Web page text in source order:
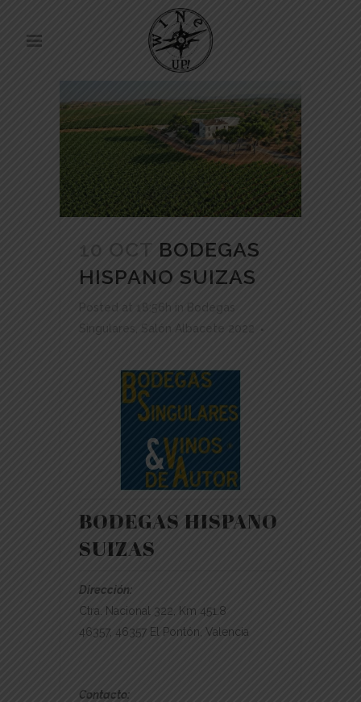
10 OCT BODEGAS
HISPANO SUIZAS
Posted at 18:56h in
Bodegas
Singulares
Salón Albacete 2022
BODEGAS HISPANO
SUIZAS
Dirección:
Ctra. Nacional 322, Km 451.8
46357, 46357 El Pontón, Valencia
Contacto: